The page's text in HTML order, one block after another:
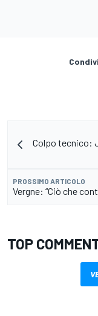
Colpo tecnico:
PROSSIMO ARTICOLO
Vergne: “Ciò che
TOP